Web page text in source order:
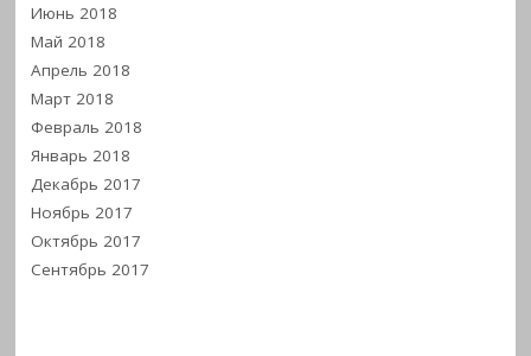
Июнь 2018
Май 2018
Апрель 2018
Март 2018
Февраль 2018
Январь 2018
Декабрь 2017
Ноябрь 2017
Октябрь 2017
Сентябрь 2017